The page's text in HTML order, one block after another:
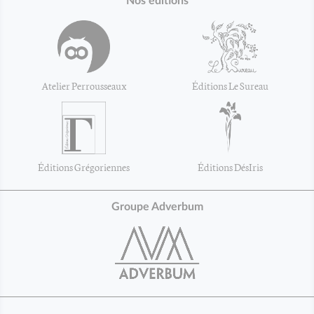
Atelier Perrousseaux Éditions Le Sureau
Éditions Grégoriennes Éditions DésIris
Groupe Adverbum